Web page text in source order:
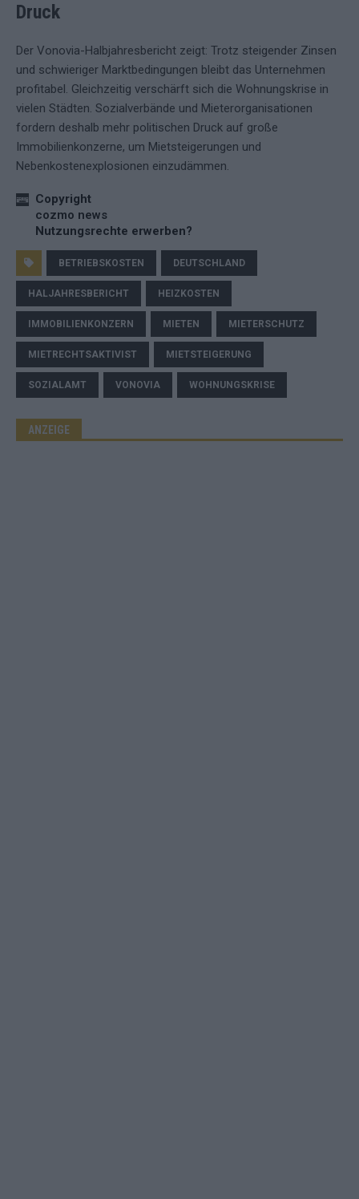
Druck
Der Vonovia-Halbjahresbericht zeigt: Trotz steigender Zinsen
und schwieriger Marktbedingungen bleibt das Unternehmen
profitabel. Gleichzeitig verschärft sich die Wohnungskrise in
vielen Städten. Sozialverbände und Mieterorganisationen
fordern deshalb mehr politischen Druck auf große
Immobilienkonzerne, um Mietsteigerungen und
Nebenkostenexplosionen einzudämmen.
Copyright
cozmo news
Nutzungsrechte erwerben?
BETRIEBSKOSTEN DEUTSCHLAND
HALJAHRESBERICHT HEIZKOSTEN
IMMOBILIENKONZERN MIETEN MIETERSCHUTZ
MIETRECHTSAKTIVIST MIETSTEIGERUNG
SOZIALAMT VONOVIA WOHNUNGSKRISE
ANZEIGE